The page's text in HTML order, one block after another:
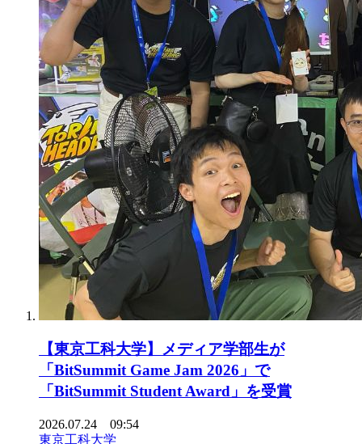
【東京工科大学】メディア学部生が
「BitSummit Game Jam 2026」で
「BitSummit Student Award」を受賞
2026.07.24 09:54
東京工科大学